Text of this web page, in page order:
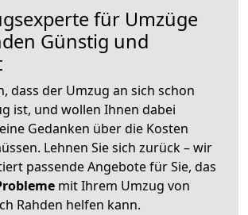
für Umzüge
Günstig und
dass der Umzug an sich schon
ist, und wollen Ihnen dabei
Gedanken über die Kosten
Lehnen Sie sich zurück – wir
passende Angebote für Sie, das
mit Ihrem Umzug von
Rahden helfen kann.